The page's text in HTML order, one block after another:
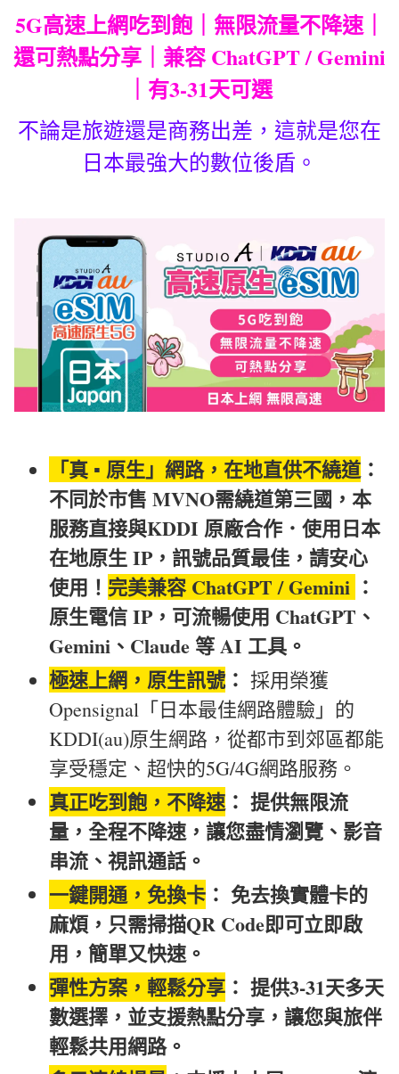
5G高速上網吃到飽｜無限流量不降速｜
還可熱點分享｜兼容 ChatGPT / Gemini
｜有3-31天可選
不論是旅遊還是商務出差，這就是您在
日本最強大的數位後盾。
「真 ▪︎ 原生」網路，在地直供不繞道：
不同於市售 MVNO需繞道第三國，本
服務直接與KDDI 原廠合作．使用日本
在地原生 IP，訊號品質最佳，請安心
使用！ 完美兼容 ChatGPT / Gemini ：
原生電信 IP，可流暢使用 ChatGPT、
Gemini、Claude 等 AI 工具。
極速上網，原生訊號： 採用榮獲
Opensignal「日本最佳網路體驗」的
KDDI(au)原生網路，從都市到郊區都能
享受穩定、超快的5G/4G網路服務。
真正吃到飽，不降速： 提供無限流
量，全程不降速，讓您盡情瀏覽、影音
串流、視訊通話。
一鍵開通，免換卡 ： 免去換實體卡的
麻煩，只需掃描QR Code即可立即啟
用，簡單又快速。
彈性方案，輕鬆分享 ： 提供3-31天多天
數選擇，並支援熱點分享，讓您與旅伴
輕鬆共用網路。